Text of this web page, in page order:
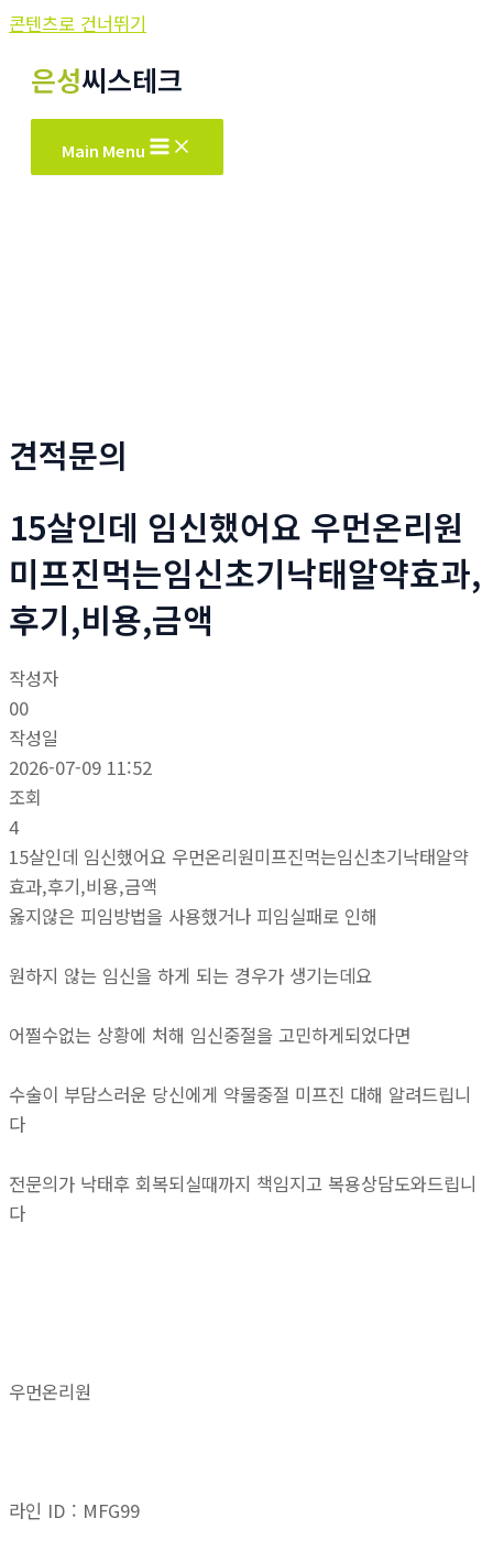
콘텐츠로 건너뛰기
은성씨스테크
Main Menu
견적문의
15살인데 임신했어요 우먼온리원
미프진먹는임신초기낙태알약효과,
후기,비용,금액
작성자
00
작성일
2026-07-09 11:52
조회
4
15살인데 임신했어요 우먼온리원미프진먹는임신초기낙태알약
효과,후기,비용,금액
옳지않은 피임방법을 사용했거나 피임실패로 인해
원하지 않는 임신을 하게 되는 경우가 생기는데요
어쩔수없는 상황에 처해 임신중절을 고민하게되었다면
수술이 부담스러운 당신에게 약물중절 미프진 대해 알려드립니
다
전문의가 낙태후 회복되실때까지 책임지고 복용상담도와드립니
다
우먼온리원
라인 ID : MFG99